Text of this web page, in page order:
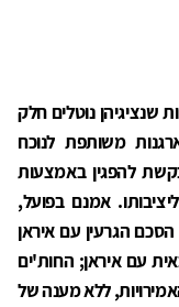
נוטלים חלק
משותפת לנוכח
להפגין באמצעות
אמנם בפועל,
הסכם הגרעין עם איראן
עם איראן; החות'ים
ללא מענה של